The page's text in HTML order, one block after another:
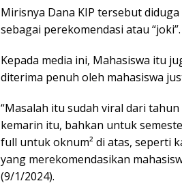
Mirisnya Dana KIP tersebut
sebagai perekomendasi atau “joki”.
Kepada media ini, Mahasiswa itu
diterima penuh oleh mahasiswa
“Masalah itu sudah viral dari
kemarin itu, bahkan untuk
full untuk oknum² di atas, seperti
yang merekomendasikan
(9/1/2024).